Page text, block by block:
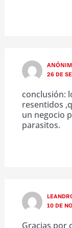
26 DE
conclusión:
resentidos
un negocio
parasitos.
10 DE
Gracias por